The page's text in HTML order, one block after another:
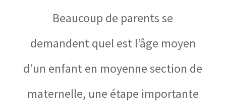
Beaucoup de parents se
demandent quel est l’âge moyen
d’un enfant en moyenne section de
maternelle, une étape importante